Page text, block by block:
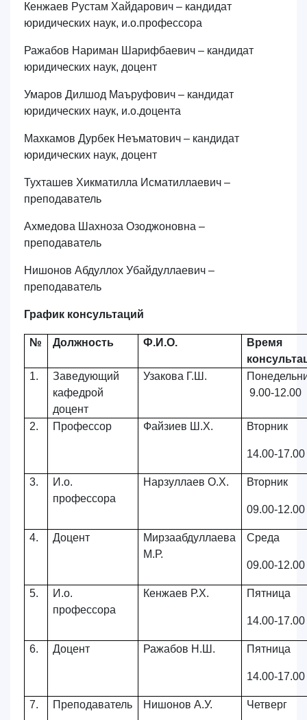
Кенжаев Рустам Хайдарович – кандидат
юридических наук, и.о.профессора
Ражабов Нариман Шарифбаевич – кандидат
юридических наук, доцент
Умаров Дилшод Маъруфович – кандидат
юридических наук, и.о.доцента
Махкамов Дурбек Неъматович – кандидат
юридических наук, доцент
Тухташев Хикматилла Исматиллаевич –
преподаватель
Ахмедова Шахноза Озоджоновна –
преподаватель
Нишонов Абдуллох Убайдуллаевич –
преподаватель
График консультаций
№ Должность Ф.И.О.
Время
1.
Заведующий
кафедрой
доцент
Узакова Г.Ш.
9.00-12.00
2. Профессор Файзиев Ш.Х. Вторник
14.00-17.00
3.
И.о.
профессора
Нарзуллаев О.Х. Вторник
09.00-12.00
4. Доцент
Мирзаабдуллаева
М.Р.
Среда
09.00-12.00
5.
И.о.
профессора
Кенжаев Р.Х. Пятница
14.00-17.00
6. Доцент Ражабов Н.Ш. Пятница
14.00-17.00
7. Преподаватель Нишонов А.У. Четверг